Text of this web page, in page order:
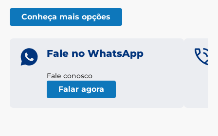
Conheça mais opções
Fale no WhatsApp
Fale conosco
Falar agora